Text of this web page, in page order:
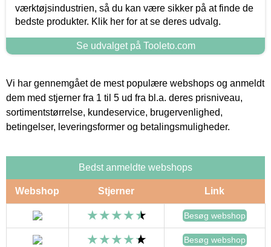
værktøjsindustrien, så du kan være sikker på at finde de
bedste produkter. Klik her for at se deres udvalg.
Se udvalget på Tooleto.com
Vi har gennemgået de mest populære webshops og anmeldt
dem med stjerner fra 1 til 5 ud fra bl.a. deres prisniveau,
sortimentstørrelse, kundeservice, brugervenlighed,
betingelser, leveringsformer og betalingsmuligheder.
Bedst anmeldte webshops
Webshop Stjerner Link
Besøg webshop
Besøg webshop